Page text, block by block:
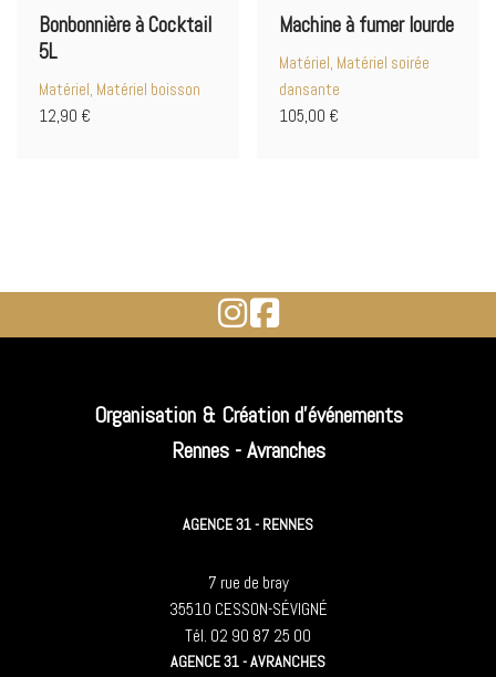
Bonbonnière à Cocktail
5L
Matériel, Matériel boisson
12,90 €
Machine à fumer lourde
Matériel, Matériel soirée
dansante
105,00 €
Organisation & Création d'événements
Rennes - Avranches
AGENCE 31 - RENNES
7 rue de bray
35510 CESSON-SÉVIGNÉ
Tél. 02 90 87 25 00
AGENCE 31 - AVRANCHES